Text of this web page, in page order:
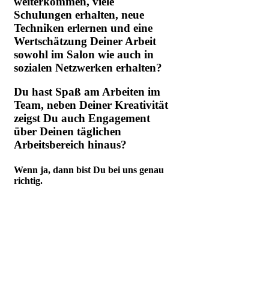
Schulungen erhalten, neue
Techniken erlernen und eine
Wertschätzung Deiner Arbeit
sowohl im Salon wie auch in
sozialen Netzwerken erhalten?
Du hast Spaß am Arbeiten im
Team, neben Deiner Kreativität
zeigst Du auch Engagement
über Deinen täglichen
Arbeitsbereich hinaus?
Wenn ja, dann bist Du bei uns genau
richtig.